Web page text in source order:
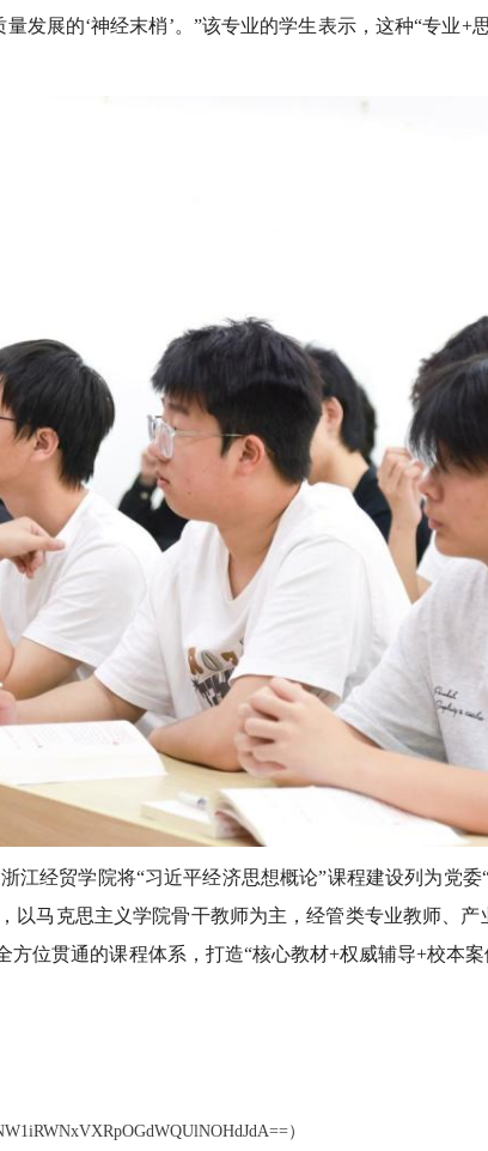
发展的‘神经末梢’。”该专业的学生表示，这种“专业+
经贸学院将“习近平经济思想概论”课程建设列为党
以马克思主义学院骨干教师为主，经管类专业教师、
位贯通的课程体系，打造“核心教材+权威辅导+校本
）